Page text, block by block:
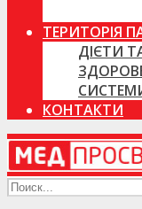
ТЕРИТОРІЯ
ДІЄТИ
КОНТАКТИ